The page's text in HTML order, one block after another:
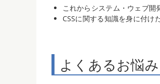
これからシステム・ウェブ開
CSSに関する知識を身に付け
よくあるお悩み